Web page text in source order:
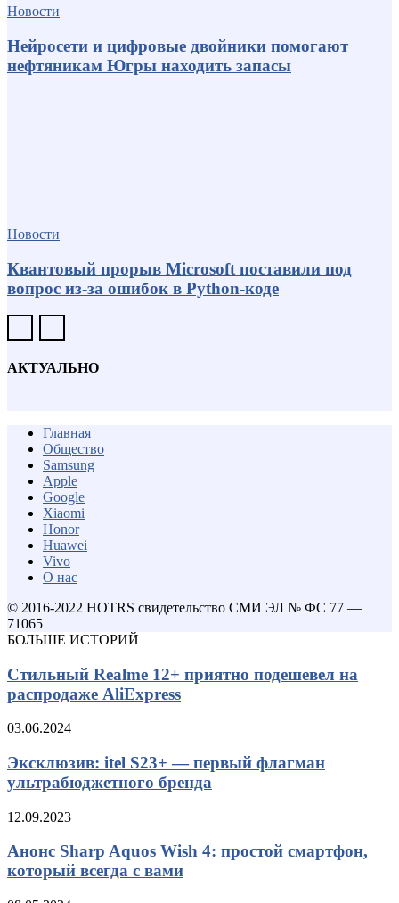
Новости
Нейросети и цифровые двойники помогают
нефтяникам Югры находить запасы
Новости
Квантовый прорыв Microsoft поставили под
вопрос из-за ошибок в Python-коде
АКТУАЛЬНО
Главная
Общество
Samsung
Apple
Google
Xiaomi
Honor
Huawei
Vivo
О нас
© 2016-2022 HOTRS свидетельство СМИ ЭЛ № ФС 77 —
71065
БОЛЬШЕ ИСТОРИЙ
Стильный Realme 12+ приятно подешевел на
распродаже AliExpress
03.06.2024
Эксклюзив: itel S23+ — первый флагман
ультрабюджетного бренда
12.09.2023
Анонс Sharp Aquos Wish 4: простой смартфон,
который всегда с вами